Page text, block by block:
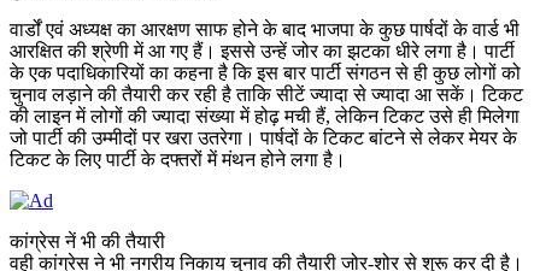
वार्डों एवं अध्यक्ष का आरक्षण साफ होने के बाद भाजपा के कुछ पार्षदों के वार्ड भी
आरक्षित की श्रेणी में आ गए हैं। इससे उन्हें जोर का झटका धीरे लगा है। पार्टी
के एक पदाधिकारियों का कहना है कि इस बार पार्टी संगठन से ही कुछ लोगों को
चुनाव लड़ाने की तैयारी कर रही है ताकि सीटें ज्यादा से ज्यादा आ सकें। टिकट
की लाइन में लोगों की ज्यादा संख्या में होढ़ मची हैं, लेकिन टिकट उसे ही मिलेगा
जो पार्टी की उम्मीदों पर खरा उतरेगा। पार्षदों के टिकट बांटने से लेकर मेयर के
टिकट के लिए पार्टी के दफ्तरों में मंथन होने लगा है।
कांग्रेस नें भी की तैयारी
वही कांग्रेस ने भी नगरीय निकाय चुनाव की तैयारी जोर-शोर से शुरू कर दी है।